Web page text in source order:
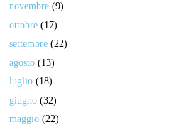
novembre (9)
ottobre (17)
settembre (22)
agosto (13)
luglio (18)
giugno (32)
maggio (22)